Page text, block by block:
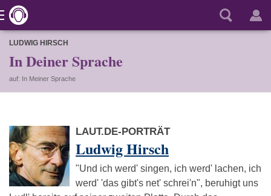
LUDWIG HIRSCH
In Deiner Sprache
auf: In Meiner Sprache
LAUT.DE-PORTRÄT
Ludwig Hirsch
"Und ich werd' singen, ich werd' lachen, ich
werd' 'das gibt's net' schrei'n", beruhigt uns